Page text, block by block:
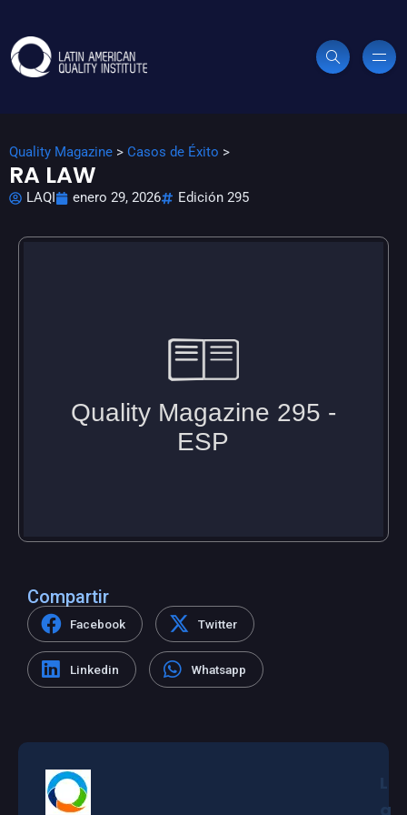
Quality Magazine > Casos de Éxito >
RA LAW
LAQI enero 29, 2026 Edición 295
Compartir
Facebook Twitter
Linkedin Whatsapp
a